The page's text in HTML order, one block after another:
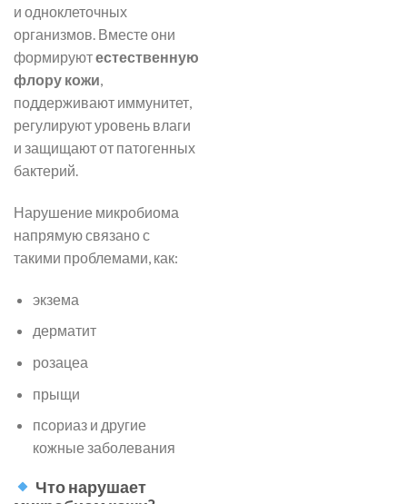
и одноклеточных
организмов. Вместе они
формируютестественную
флору кожи,
поддерживают иммунитет,
регулируют уровень влаги
и защищают от патогенных
бактерий.
Нарушение микробиома
напрямую связано с
такими проблемами, как:
экзема
дерматит
розацеа
прыщи
псориаз и другие
кожные заболевания
Что нарушает